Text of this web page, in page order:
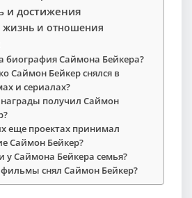
и достижения
жизнь и отношения
биография Саймона Бейкера?
Саймон Бейкер снялся в
и сериалах?
награды получил Саймон
еще проектах принимал
Саймон Бейкер?
у Саймона Бейкера семья?
снял Саймон Бейкер?